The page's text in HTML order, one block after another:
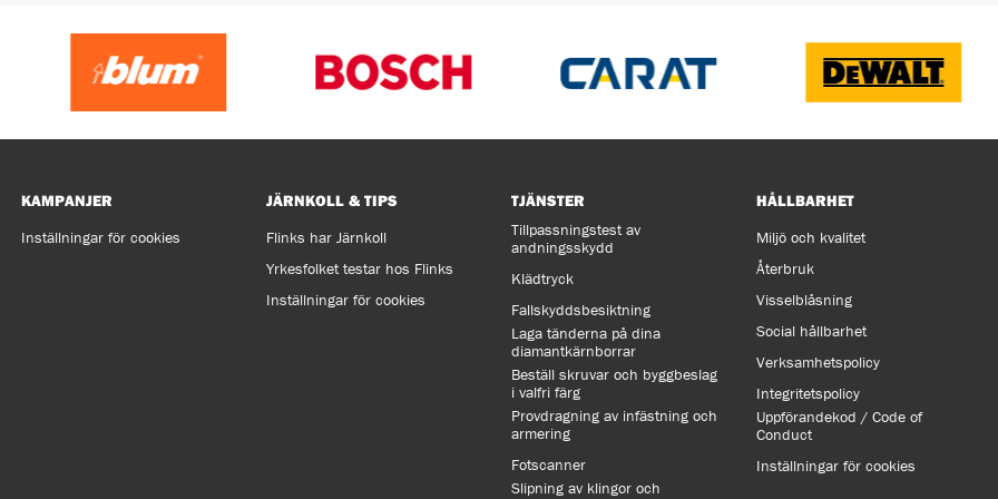
KAMPANJER
Inställningar för cookies
JÄRNKOLL & TIPS
Flinks har Järnkoll
Yrkesfolket testar hos Flinks
Inställningar för cookies
TJÄNSTER
Tillpassningstest av
andningsskydd
Klädtryck
Fallskyddsbesiktning
Laga tänderna på dina
diamantkärnborrar
Beställ skruvar och byggbeslag
i valfri färg
Provdragning av infästning och
armering
Fotscanner
Slipning av klingor och
HÅLLBARHET
Miljö och kvalitet
Återbruk
Visselblåsning
Social hållbarhet
Verksamhetspolicy
Integritetspolicy
Uppförandekod / Code of
Conduct
Inställningar för cookies